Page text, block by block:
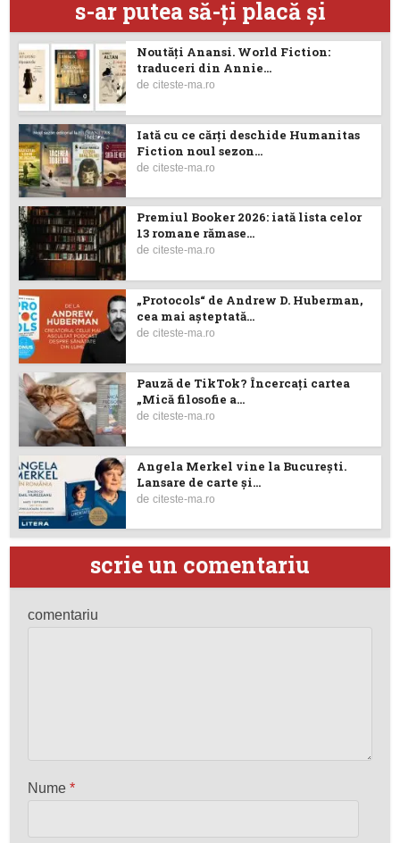
s-ar putea să-ţi placă şi
Noutăţi Anansi. World Fiction:
traduceri din Annie...
deciteste-ma.ro
Iată cu ce cărţi deschide Humanitas
Fiction noul sezon...
deciteste-ma.ro
Premiul Booker 2026: iată lista celor
13 romane rămase...
deciteste-ma.ro
„Protocols“ de Andrew D. Huberman,
cea mai așteptată...
deciteste-ma.ro
Pauză de TikTok? Încercaţi cartea
„Mică filosofie a...
deciteste-ma.ro
Angela Merkel vine la București.
Lansare de carte şi...
deciteste-ma.ro
scrie un comentariu
comentariu
Nume*